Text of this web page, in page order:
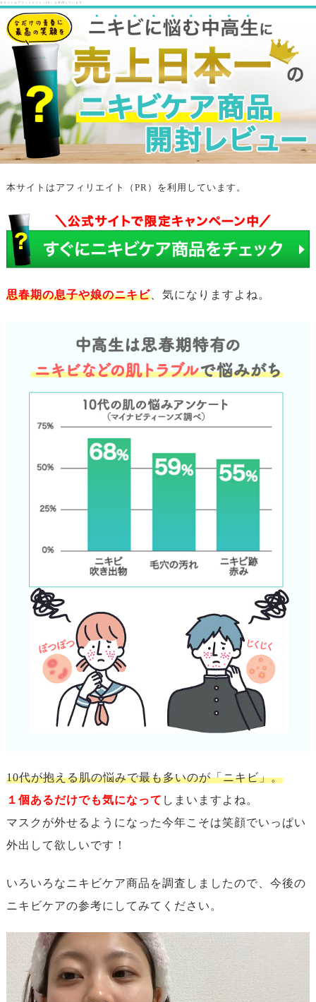
本サイトはアフィリエイト（PR）を利用しています。
本サイトはアフィリエイト（PR）を利用しています。
思春期の息子や娘のニキビ、気になりますよね。
10代が抱える肌の悩みで最も多いのが「ニキビ」。
１個あるだけでも気になって しまいますよね。
マスクが外せるようになった今年こそは笑顔でいっぱい
外出して欲しいです！
いろいろなニキビケア商品を調査しましたので、今後の
ニキビケアの参考にしてみてください。